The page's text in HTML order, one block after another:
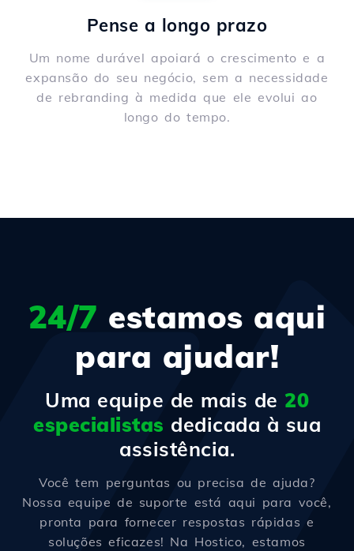
Pense a longo prazo
Um nome durável apoiará o crescimento e a
expansão do seu negócio, sem a necessidade
de rebranding à medida que ele evolui ao
longo do tempo.
24/7 estamos aqui
para ajudar!
Uma equipe de mais de 20
especialistas dedicada à sua
assistência.
Você tem perguntas ou precisa de ajuda?
Nossa equipe de suporte está aqui para você,
pronta para fornecer respostas rápidas e
soluções eficazes! Na Hostico, estamos